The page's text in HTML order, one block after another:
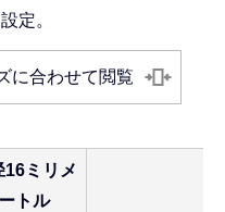
定。
に合わせて閲覧
16ミリメ
ートル